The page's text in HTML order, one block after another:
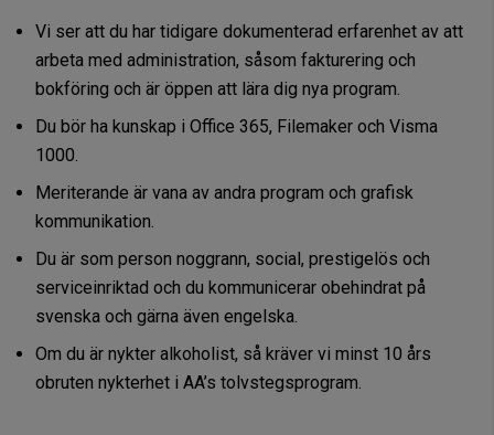
Vi ser att du har tidigare dokumenterad erfarenhet av att
arbeta med administration, såsom fakturering och
bokföring och är öppen att lära dig nya program.
Du bör ha kunskap i Office 365, Filemaker och Visma
1000.
Meriterande är vana av andra program och grafisk
kommunikation.
Du är som person noggrann, social, prestigelös och
serviceinriktad och du kommunicerar obehindrat på
svenska och gärna även engelska.
Om du är nykter alkoholist, så kräver vi minst 10 års
obruten nykterhet i AA’s tolvstegsprogram.